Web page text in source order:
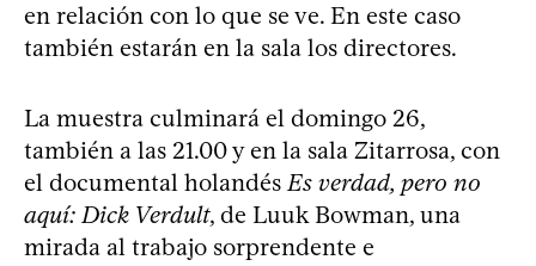
en relación con lo que se ve. En este caso
también estarán en la sala los directores.
La muestra culminará el domingo 26,
también a las 21.00 y en la sala Zitarrosa, con
el documental holandésEs verdad, pero no
aquí: Dick Verdult, de Luuk Bowman, una
mirada al trabajo sorprendente e